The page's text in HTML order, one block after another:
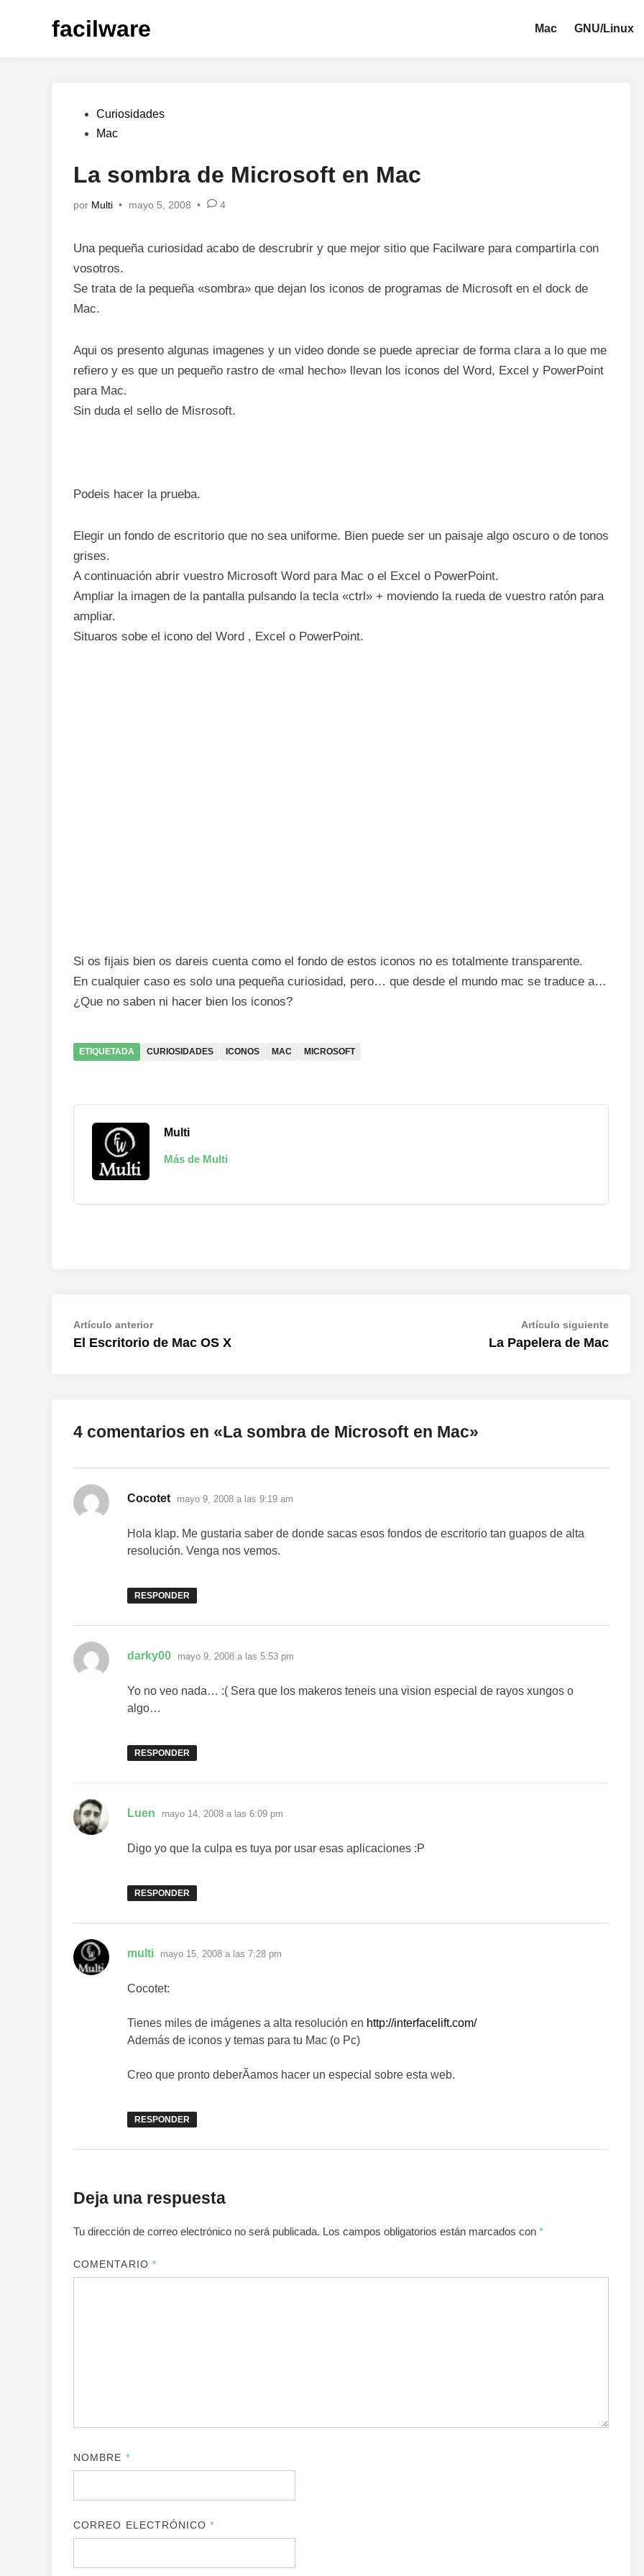
facilware Mac GNU/Linux
Publicado
en
Curiosidades
Mac
La sombra de Microsoft en Mac
por Multi • mayo 5, 2008 • 4
Una pequeña curiosidad acabo de descrubrir y que mejor sitio que Facilware para compartirla con
vosotros.
Se trata de la pequeña «sombra» que dejan los iconos de programas de Microsoft en el dock de
Mac.
Aqui os presento algunas imagenes y un video donde se puede apreciar de forma clara a lo que me
refiero y es que un pequeño rastro de «mal hecho» llevan los iconos del Word, Excel y PowerPoint
para Mac.
Sin duda el sello de Misrosoft.
Podeis hacer la prueba.
Elegir un fondo de escritorio que no sea uniforme. Bien puede ser un paisaje algo oscuro o de tonos
grises.
A continuación abrir vuestro Microsoft Word para Mac o el Excel o PowerPoint.
Ampliar la imagen de la pantalla pulsando la tecla «ctrl» + moviendo la rueda de vuestro ratón para
ampliar.
Situaros sobe el icono del Word , Excel o PowerPoint.
Si os fijais bien os dareis cuenta como el fondo de estos iconos no es totalmente transparente.
En cualquier caso es solo una pequeña curiosidad, pero… que desde el mundo mac se traduce a…
¿Que no saben ni hacer bien los iconos?
ETIQUETADA CURIOSIDADES ICONOS MAC MICROSOFT
Multi
Más de Multi
Navegación
de
Artículo anteriorArtículo
anterior:
El Escritorio de Mac OS X
Artículo siguienteArtículo
La Papelera de Mac
4 comentarios en «La sombra de Microsoft en Mac»
Cocotet dice:
mayo 9, 2008 a las 9:19 am
Hola klap. Me gustaria saber de donde sacas esos fondos de escritorio tan guapos de alta
resolución. Venga nos vemos.
RESPONDER
darky00 dice:
mayo 9, 2008 a las 5:53 pm
Yo no veo nada… :( Sera que los makeros teneis una vision especial de rayos xungos o
algo…
RESPONDER
Luen dice:
mayo 14, 2008 a las 6:09 pm
Digo yo que la culpa es tuya por usar esas aplicaciones :P
RESPONDER
multi dice:
mayo 15, 2008 a las 7:28 pm
Cocotet:
Tienes miles de imágenes a alta resolución en http://interfacelift.com/
Además de iconos y temas para tu Mac (o Pc)
Creo que pronto deberÃ­amos hacer un especial sobre esta web.
RESPONDER
Deja una respuesta
Tu dirección de correo electrónico no será publicada. Los campos obligatorios están marcados con *
COMENTARIO *
NOMBRE *
CORREO ELECTRÓNICO*